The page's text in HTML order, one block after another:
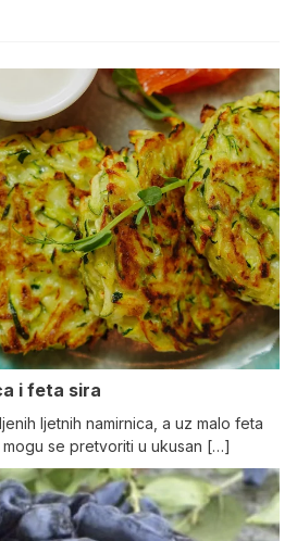
i feta sira
ljetnih namirnica, a uz malo feta
se pretvoriti u ukusan […]